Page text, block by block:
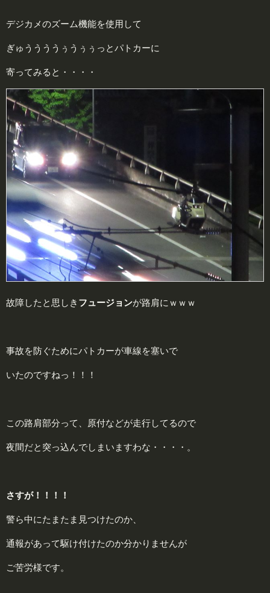
デジカメのズーム機能を使用して
ぎゅううううぅうぅぅっとパトカーに
寄ってみると・・・・
故障したと思しき フュージョンが路肩にｗｗｗ
事故を防ぐためにパトカーが車線を塞いで
いたのですねっ！！！
この路肩部分って、原付などが走行してるので
夜間だと突っ込んでしまいますわな・・・・。
さすが！！！！
警ら中にたまたま見つけたのか、
通報があって駆け付けたのか分かりませんが
ご苦労様です。